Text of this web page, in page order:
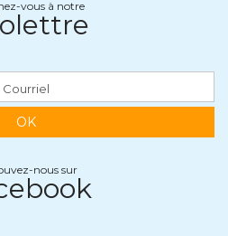
vous à notre
OK
nous sur